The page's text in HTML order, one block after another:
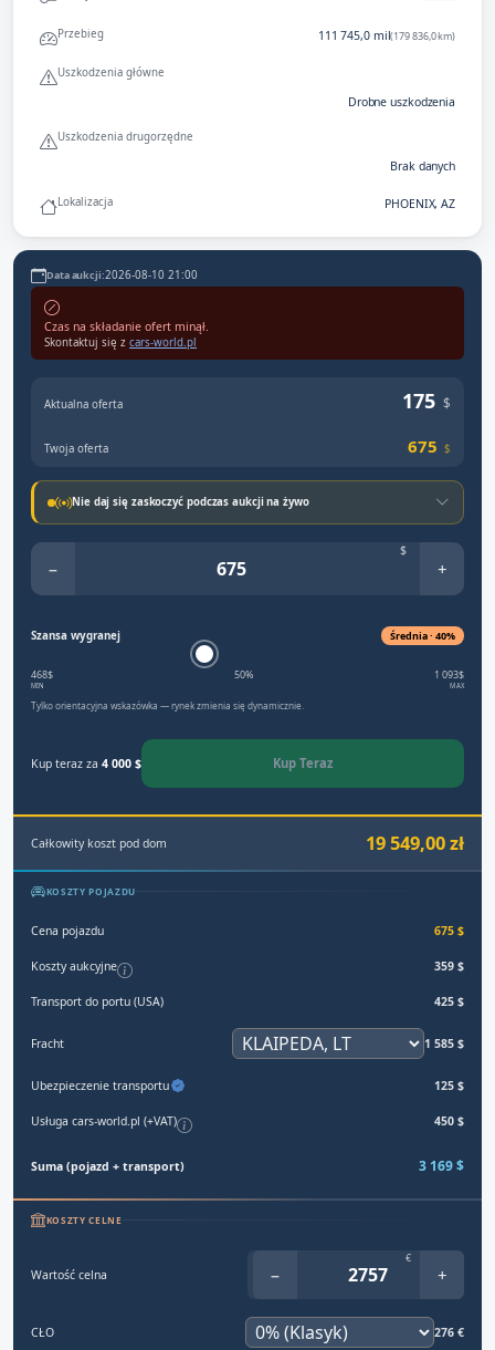
Przebieg 111 745,0 mil(179 836,0 km)
Uszkodzenia główne
Drobne uszkodzenia
Uszkodzenia drugorzędne
Brak danych
Lokalizacja PHOENIX, AZ
Data aukcji:2026-08-10 21:00
Czas na składanie ofert minął.
Skontaktuj się z cars-world.pl
Aktualna oferta 175 $
Twoja oferta 675 $
Nie daj się zaskoczyć podczas aukcji na żywo
−
$
+
Szansa wygranej Średnia · 40%
468$
MIN
50% 1 093$
MAX
Tylko orientacyjna wskazówka — rynek zmienia się dynamicznie.
Kup teraz za 4 000 $ Kup Teraz
Całkowity koszt pod dom 19 549,00 zł
KOSZTY POJAZDU
Cena pojazdu 675 $
Koszty aukcyjne 359 $
Transport do portu (USA) 425 $
Fracht 1 585 $
Ubezpieczenie transportu 125 $
Usługa cars-world.pl (+VAT) 450 $
Suma (pojazd + transport) 3 169 $
KOSZTY CELNE
Wartość celna −
€
+
CŁO 276 €